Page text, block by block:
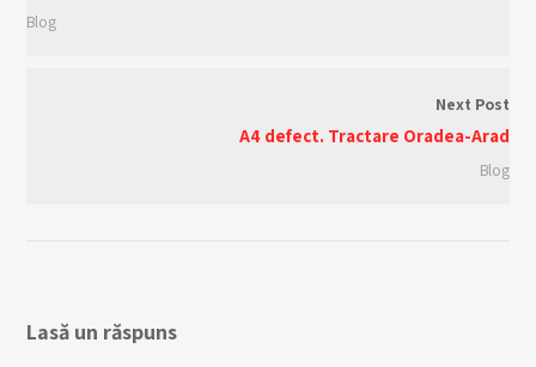
Blog
Next Post
A4 defect. Tractare Oradea-Arad
Blog
Lasă un răspuns